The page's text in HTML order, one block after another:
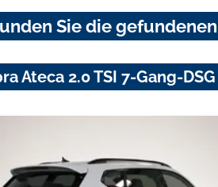
Sie die
Ateca 2.0 TSI 7-Gang-